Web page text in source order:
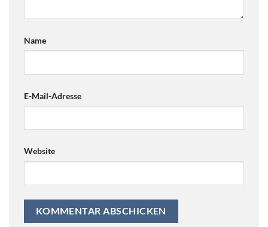
Name
E-Mail-Adresse
Website